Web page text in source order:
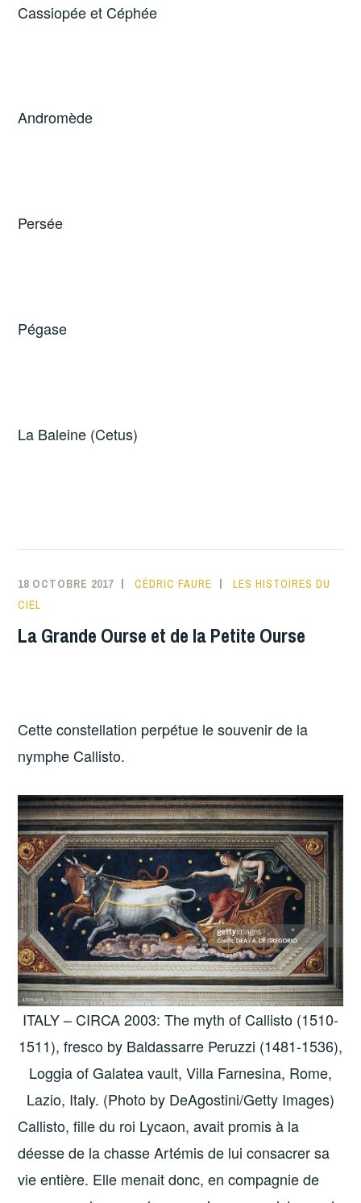
Cassiopée et Céphée
Andromède
Persée
Pégase
La Baleine (Cetus)
18 OCTOBRE 2017 CÉDRIC FAURE
LES HISTOIRES DU
CIEL
La Grande Ourse et de la Petite Ourse
Cette constellation perpétue le souvenir de la
nymphe Callisto.
ITALY – CIRCA 2003: The myth of Callisto (1510-
1511), fresco by Baldassarre Peruzzi (1481-1536),
Loggia of Galatea vault, Villa Farnesina, Rome,
Lazio, Italy. (Photo by DeAgostini/Getty Images)
Callisto, fille du roi Lycaon, avait promis à la
déesse de la chasse Artémis de lui consacrer sa
vie entière. Elle menait donc, en compagnie de